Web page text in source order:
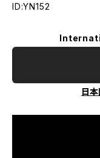
ID:YN152
日